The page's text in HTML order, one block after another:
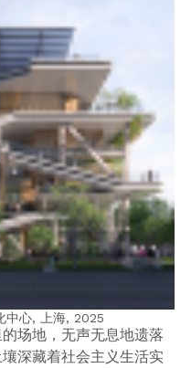
中心, 上海, 2025
场地，无声无息地遗落
深藏着社会主义生活实